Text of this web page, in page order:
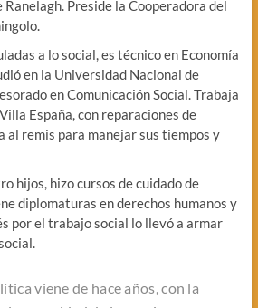
Preside la Cooperadora del
a lo social, es técnico en Economía
en la Universidad Nacional de
en Comunicación Social. Trabaja
España, con reparaciones de
al remis para manejar sus tiempos y
hijos, hizo cursos de cuidado de
diplomaturas en derechos humanos y
por el trabajo social lo llevó a armar
viene de hace años, con la